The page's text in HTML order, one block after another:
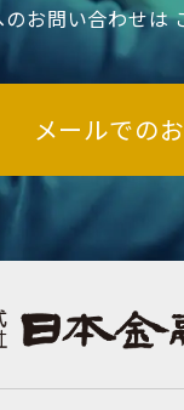
お問い合わせは
メールでの